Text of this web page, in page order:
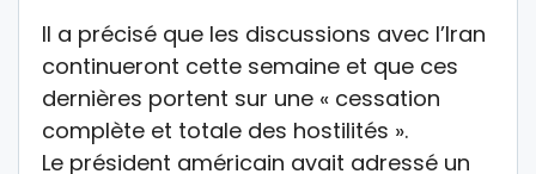
Il a précisé que les discussions avec l’Iran
continueront cette semaine et que ces
dernières portent sur une « cessation
complète et totale des hostilités ».
Le président américain avait adressé un